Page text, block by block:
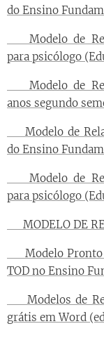
do Ensino
📝 Modelo de
para psicólogo
📝 Modelo de
anos segundo
📝 Modelo de
do Ensino
📝 Modelo de
para psicólogo
📝 MODELO DE
📝 Modelo
TOD no Ensino
📝 Modelos de
grátis em Word